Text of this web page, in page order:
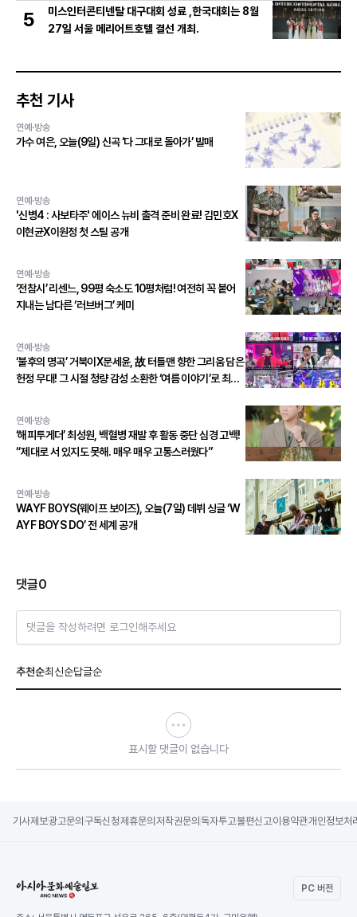
5
미스인터콘티넨탈 대구대회 성료 ,한국대회는 8월
27일 서울 메리어트호텔 결선 개최.
추천 기사
연예·방송
가수 여은, 오늘(9일) 신곡 ‘다 그대로 돌아가’ 발매
연예·방송
'신병4 : 사보타주' 에이스 뉴비 출격 준비 완료! 김민호X
이현균X이원정 첫 스틸 공개
연예·방송
‘전참시’ 리센느, 99평 숙소도 10평처럼! 여전히 꼭 붙어
지내는 남다른 ‘러브버그’ 케미
연예·방송
‘불후의 명곡’ 거북이X문세윤, 故 터틀맨 향한 그리움 담은
헌정 무대! 그 시절 청량 감성 소환한 ‘여름 이야기’로 최종
연예·방송
‘해피투게더’ 최성원, 백혈병 재발 후 활동 중단 심경 고백!
“제대로 서 있지도 못해. 매우 매우 고통스러웠다”
연예·방송
WAYF BOYS(웨이프 보이즈), 오늘(7일) 데뷔 싱글 ‘W
AYF BOYS DO’ 전 세계 공개
댓글0
댓글을 작성하려면 로그인해주세요
추천순최신순답글순
표시할 댓글이 없습니다
기사제보광고문의 구독신청제휴문의 저작권문의 독자투고불편신고이용약관개인정보처
PC 버전